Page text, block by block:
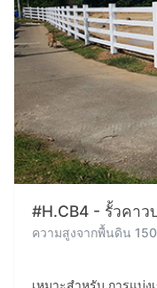
#H.CB4 - รั้วคา
ความสูงจากพื้นดิน
เหมาะสำหรับ การแบ่